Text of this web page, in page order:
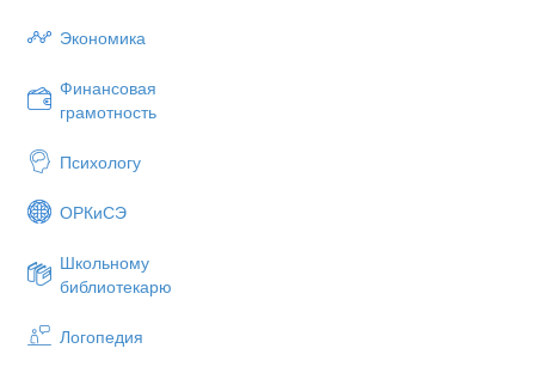
Экономика
Финансовая
грамотность
Психологу
ОРКиСЭ
Школьному
библиотекарю
Логопедия